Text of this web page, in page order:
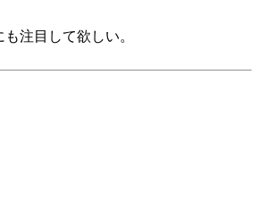
注目して欲しい。